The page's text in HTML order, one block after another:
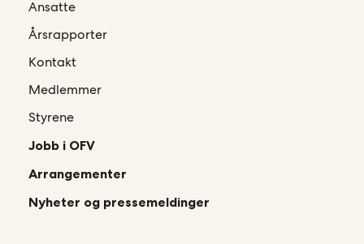
Ansatte
Årsrapporter
Kontakt
Medlemmer
Styrene
Jobb i OFV
Arrangementer
Nyheter og pressemeldinger